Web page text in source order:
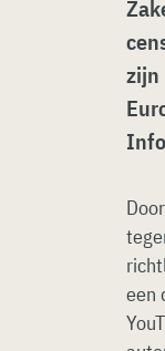
zijn
een